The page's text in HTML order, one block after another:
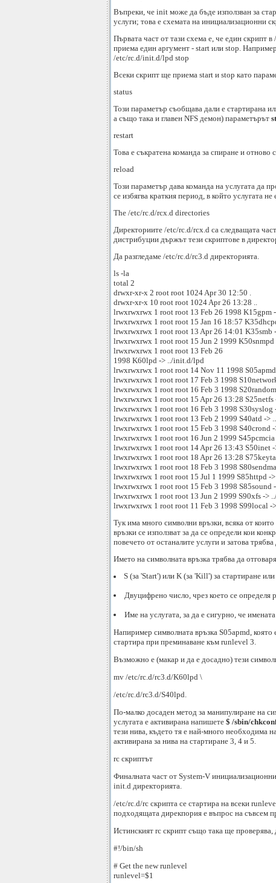
Въпреки, че init може да бъде използван за
услуги; това е схемата на инициализационни
Първата част от тази схема е, че един скрипт
приема един аргумент - start или stop.
/etc/rc.d/init.d/lpd stop
Всеки скрипт ще приема start и stop като
status
Този параметър съобщава дали е стартирана
а също така и главен NFS демон) параметърът
restart
Това е съкратена команда за спиране и отново
reload
Този параметър дава команда на услугата да
се избягва краткия период, в който услугата не
The /etc/rc.d/rcx.d directories
Директориите /etc/rc.d/rcx.d са следващата
дистрибуции държът тези скриптове в
Да разгледаме /etc/rc.d/rc3.d директорията.
ls -la
total 2
drwxr-xr-x 2 root root 1024 Apr 30 12:50 .
drwxr-xr-x 10 root root 1024 Apr 26 13:28 ..
lrwxrwxrwx 1 root root 13 Feb 26 1998 K15gpm
lrwxrwxrwx 1 root root 15 Jan 16 18:57
lrwxrwxrwx 1 root root 13 Apr 26 14:01 K35smb
lrwxrwxrwx 1 root root 15 Jun 2 1999
lrwxrwxrwx 1 root root 13 Feb 26
1998 K60lpd -> ../init.d/lpd
lrwxrwxrwx 1 root root 14 Nov 11 1998
lrwxrwxrwx 1 root root 17 Feb 3 1998
lrwxrwxrwx 1 root root 16 Feb 3 1998
lrwxrwxrwx 1 root root 15 Apr 26 13:28
lrwxrwxrwx 1 root root 16 Feb 3 1998 S30syslog
lrwxrwxrwx 1 root root 13 Feb 2 1999 S40atd ->
lrwxrwxrwx 1 root root 15 Feb 3 1998 S40crond
lrwxrwxrwx 1 root root 16 Jun 2 1999
lrwxrwxrwx 1 root root 14 Apr 26 13:43 S50inet
lrwxrwxrwx 1 root root 18 Apr 26 13:28
lrwxrwxrwx 1 root root 18 Feb 3 1998
lrwxrwxrwx 1 root root 15 Jul 1 1999 S85httpd -
lrwxrwxrwx 1 root root 15 Feb 3 1998 S85sound
lrwxrwxrwx 1 root root 13 Jun 2 1999 S90xfs ->
lrwxrwxrwx 1 root root 11 Feb 3 1998 S99local -
Тук има много символни връзки, всяка от
връзки се използват за да се определи кои
повечето от останалите услуги и затова
Името на символната връзка трябва да
S (за 'Start') или K (за 'Kill') за стартиране
Двуцифрено число, чрез което се определя
Име на услугата, за да е сигурно, че
Напиример символната връзка S05apmd,
стартира при преминаване към runlevel 3.
Възможно е (макар и да е досадно) тези
mv /etc/rc.d/rc3.d/K60lpd \
/etc/rc.d/rc3.d/S40lpd.
По-малко досаден метод за манипулиране на
услугата е активирана напишете $ /sbin/
тези нива, където тя е най-много необходима
активирана за нива на стартиране 3, 4 и 5.
rc скриптът
Финалната част от System-V
init.d директорията.
/etc/rc.d/rc скрипта се стартира на всеки
подходящата дирекпория е въпрос на съвсем
Истинският rc скрипт също така ще проверява,
#!/bin/sh
# Get the new runlevel
runlevel=$1